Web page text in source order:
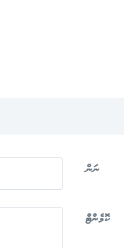
ނަން
ކޮމެންޓް